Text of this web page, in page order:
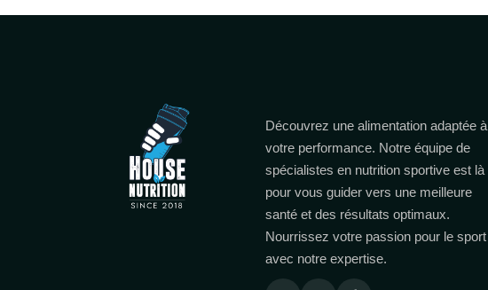
Découvrez une alimentation adaptée à
votre performance. Notre équipe de
spécialistes en nutrition sportive est là
pour vous guider vers une meilleure
santé et des résultats optimaux.
Nourrissez votre passion pour le sport
avec notre expertise.